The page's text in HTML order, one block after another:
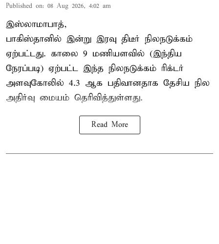
Published on: 08 Aug 2026, 4:02 am
இஸ்லாமாபாத்,
பாகிஸ்தானில் இன்று இரவு திடீர் நிலநடுக்கம்
ஏற்பட்டது. காலை 9 மணியளவில் (இந்திய
நேரப்படி) ஏற்பட்ட இந்த நிலநடுக்கம் ரிக்டர்
அளவுகோலில் 4.3 ஆக பதிவானதாக தேசிய நில
அதிர்வு மையம் தெரிவித்துள்ளது.
Read More